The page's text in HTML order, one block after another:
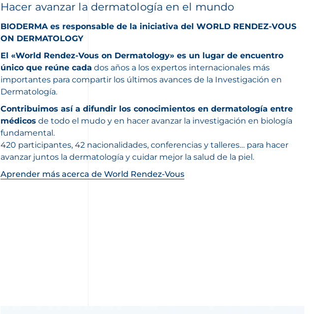
Hacer avanzar la dermatología en el mundo
BIODERMA es responsable de la iniciativa del WORLD RENDEZ-VOUS
ON DERMATOLOGY
El «World Rendez-Vous on Dermatology» es un lugar de encuentro
único que reúne cada dos años a los expertos internacionales más
importantes para compartir los últimos avances de la Investigación en
Dermatología.
Contribuimos así a difundir los conocimientos en dermatología entre
médicos de todo el mudo y en hacer avanzar la investigación en biología
fundamental.
420 participantes, 42 nacionalidades, conferencias y talleres… para hacer
avanzar juntos la dermatología y cuidar mejor la salud de la piel.
Aprender más acerca de World Rendez-Vous